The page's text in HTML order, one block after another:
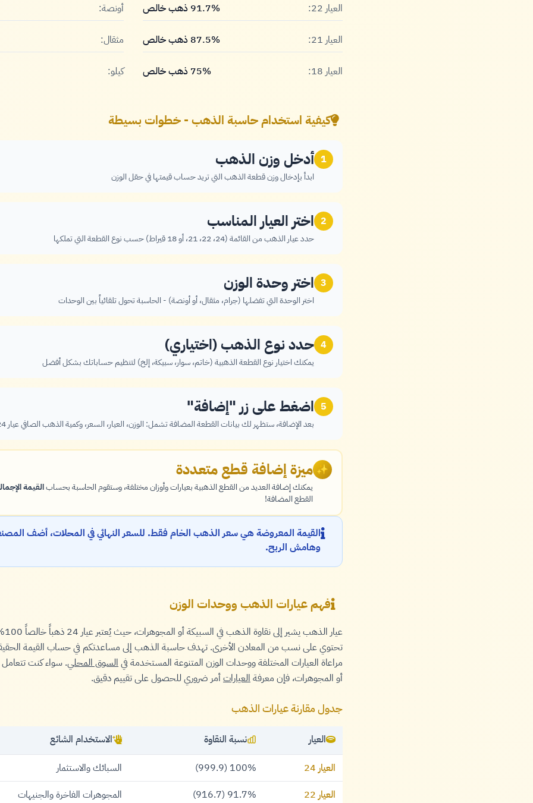
العيار 22: 91.7% ذهب خالص
العيار 21: 87.5% ذهب خالص
العيار 18: 75% ذهب خالص
أونصة:
مثقال:
كيلو:
كيفية استخدام حاسبة الذهب - خطوات بسيطة
1 أدخل وزن الذهب
ابدأ بإدخال وزن قطعة الذهب التي تريد حساب قيمتها في حقل الوزن
2 اختر العيار المناسب
حدد عيار الذهب من القائمة (24، 22، 21، أو 18 قيراط) حسب نوع القطعة التي تملكها
3 اختر وحدة الوزن
اختر الوحدة التي تفضلها (جرام، مثقال، أو أونصة) - الحاسبة تحول تلقائياً بين الوحدات
4 حدد نوع الذهب (اختياري)
يمكنك اختيار نوع القطعة الذهبية (خاتم، سوار، سبيكة، إلخ) لتنظيم حساباتك بشكل أفضل
5 اضغط على زر "إضافة"
بعد الإضافة، ستظهر لك بيانات القطعة المضافة تشمل: الوزن، العيار، السعر، وكمية الذهب الصافي عيار 24 مقابل العيار المُدخل
✨ ميزة إضافة قطع متعددة
يمكنك إضافة العديد من القطع الذهبية بعيارات وأوزان مختلفة، وستقوم الحاسبة بحسابالقيمة
القطع المضافة!
القيمة المعروضة هي سعر الذهب الخام فقط. للسعر النهائي في المحلات، أضف
وهامش الربح.
فهم عيارات الذهب ووحدات الوزن
تحتوي على نسب من المعادن الأخرى. تهدف حاسبة الذهب إلى مساعدتكم في حساب القيمة
مراعاة العيارات المختلفة ووحدات الوزن المتنوعة المستخدمة فيالسوق المحلي. سواء كنت
أو المجوهرات، فإن معرفةالعياراتأمر ضروري للحصول على تقييم دقيق.
جدول مقارنة عيارات الذهب
العيار نسبة النقاوة
الاستخدام الشائع
العيار 24
100% (999.9)
السبائك والاستثمار
العيار 22
91.7% (916.7)
المجوهرات الفاخرة والجنيهات